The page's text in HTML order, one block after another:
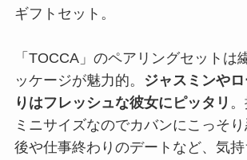
ギフトセット。
「TOCCA」のペアリングセットは
ッケージが魅力的。
ジャスミンや
りはフレッシュな彼女にピッタリ
ミニサイズなのでカバンにこっそ
後や仕事終わりのデートなど、気持